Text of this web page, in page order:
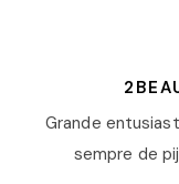
Grande
sempre de